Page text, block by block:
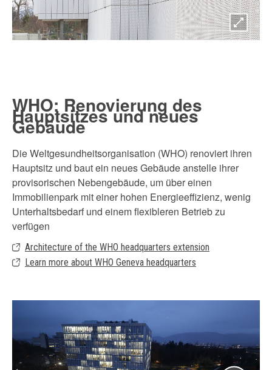
WHO: Renovierung des
Hauptsitzes und neues
Gebäude
Die Weltgesundheitsorganisation (WHO) renoviert ihren
Hauptsitz und baut ein neues Gebäude anstelle ihrer
provisorischen Nebengebäude, um über einen
Immobilienpark mit einer hohen Energieeffizienz, wenig
Unterhaltsbedarf und einem flexibleren Betrieb zu
verfügen
Architecture of the WHO headquarters extension
Learn more about WHO Geneva headquarters